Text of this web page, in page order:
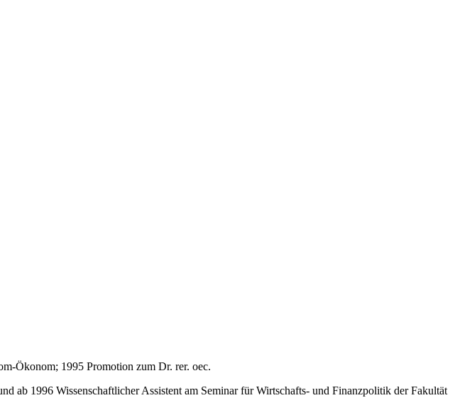
Ökonom; 1995 Promotion zum Dr. rer. oec.
1996 Wissenschaftlicher Assistent am Seminar für Wirtschafts- und Finanzpolitik der Fakultät